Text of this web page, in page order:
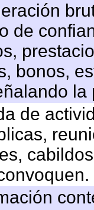
de
bonos,
de